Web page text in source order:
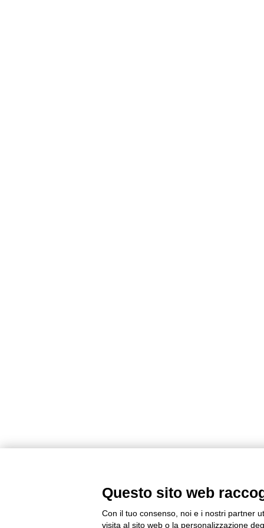
Questo sito web
Con il tuo consenso, noi e i nostri partner
visita al sito web o la personalizzazione